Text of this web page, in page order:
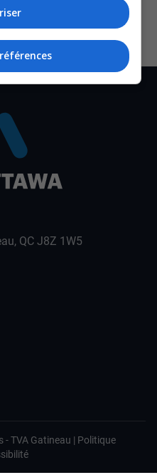
QC J8Z 1W5
-TVA Gatineau | Politique